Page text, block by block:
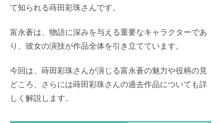
て知られる蒔田彩珠さんです。
富永蒼は、物語に深みを与える重要なキャラクターであ
り、彼女の演技が作品全体を引き立てています。
今回は、蒔田彩珠さんが演じる富永蒼の魅力や役柄の見
どころ、さらには蒔田彩珠さんの過去作品についても詳
しく解説します。